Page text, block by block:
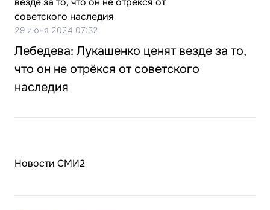
29 июня 2024 07:32
Лебедева: Лукашенко ценят везде за то,
что он не отрёкся от советского
наследия
Новости СМИ2